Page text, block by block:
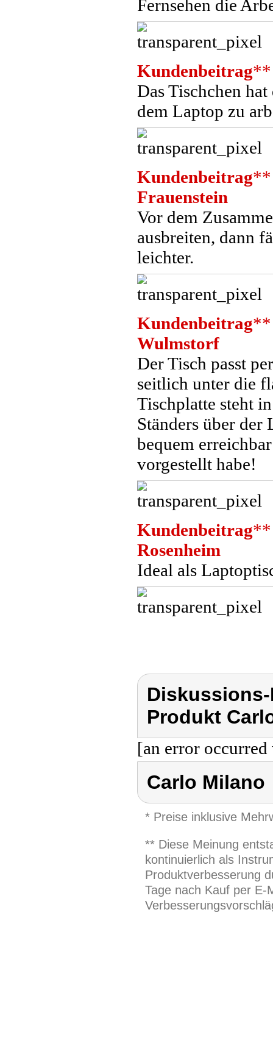
Fernsehen die
Kundenbeitrag**
Das Tischchen
dem Laptop zu
Kundenbeitrag**
Frauenstein
Vor dem
ausbreiten, dann
leichter.
Kundenbeitrag**
Wulmstorf
Der Tisch passt
seitlich unter die
Tischplatte steht
Ständers über der
bequem
vorgestellt habe!
Kundenbeitrag**
Rosenheim
Ideal als
Produkt
[an error
Carlo Milano
* Preise inklusive
** Diese Meinung
kontinuierlich als
Produktverbesserung
Tage nach Kauf per E-